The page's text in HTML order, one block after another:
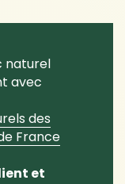
naturel
avec
des
France
et